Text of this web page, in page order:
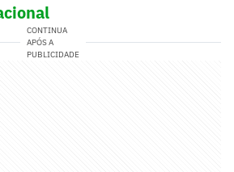
CONTINUA
APÓS A
PUBLICIDADE